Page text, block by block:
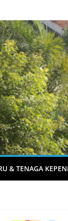
& TENAGA